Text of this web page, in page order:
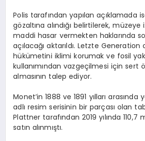
Polis tarafından yapılan açıklamada
gözaltına alındığı belirtilerek,
maddi hasar vermekten haklarında
açılacağı aktarıldı. Letzte Generation
hükümetini iklimi korumak ve fosil
kullanımından vazgeçilmesi için sert
almasının talep ediyor.
Monet’in 1888 ve 1891 yılları arasında
adlı resim serisinin bir parçası olan
Plattner tarafından 2019 yılında 110,7
satın alınmıştı.